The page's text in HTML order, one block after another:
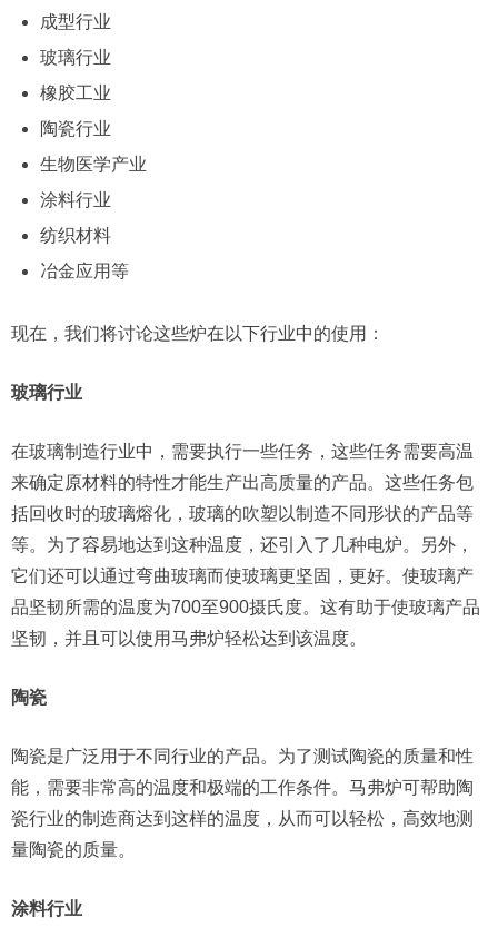
成型行业
玻璃行业
橡胶工业
陶瓷行业
生物医学产业
涂料行业
纺织材料
冶金应用等
现在，我们将讨论这些炉在以下行业中的使用：
玻璃行业
在玻璃制造行业中，需要执行一些任务，这些任务需要高温
来确定原材料的特性才能生产出高质量的产品。这些任务包
括回收时的玻璃熔化，玻璃的吹塑以制造不同形状的产品等
等。为了容易地达到这种温度，还引入了几种电炉。另外，
它们还可以通过弯曲玻璃而使玻璃更坚固，更好。使玻璃产
品坚韧所需的温度为700至900摄氏度。这有助于使玻璃产品
坚韧，并且可以使用马弗炉轻松达到该温度。
陶瓷
陶瓷是广泛用于不同行业的产品。为了测试陶瓷的质量和性
能，需要非常高的温度和极端的工作条件。马弗炉可帮助陶
瓷行业的制造商达到这样的温度，从而可以轻松，高效地测
量陶瓷的质量。
涂料行业